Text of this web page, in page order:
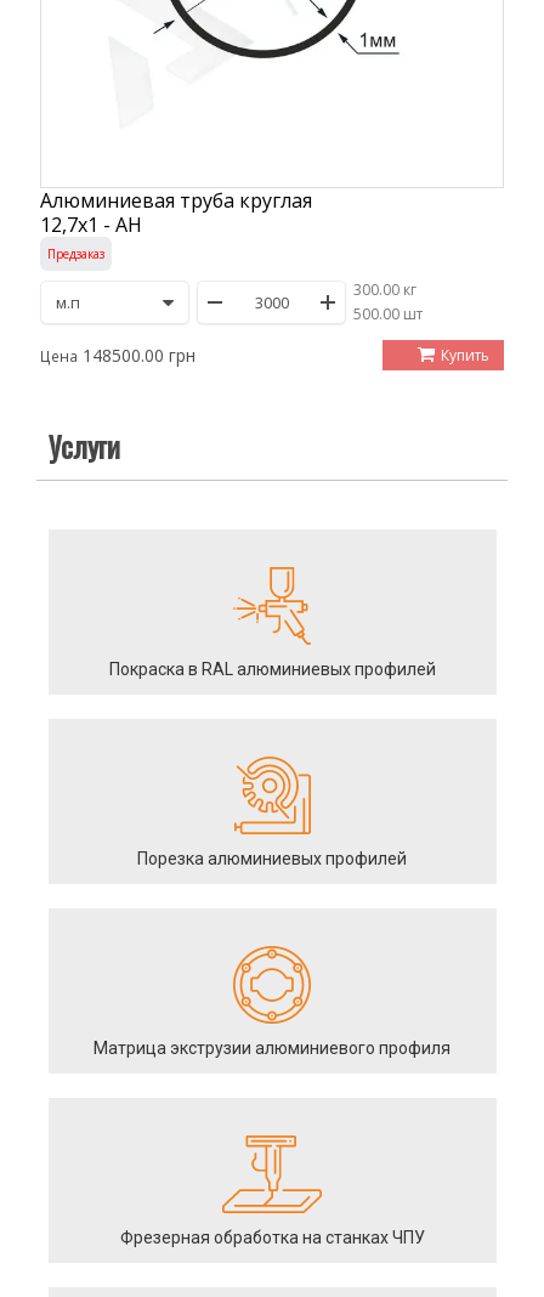
Алюминиевая труба круглая
12,7х1 - АН
Предзаказ
300.00 кг
/500.00 шт
Цена 148500.00 грн Купить
Услуги
Покраска в RAL алюминиевых профилей
Порезка алюминиевых профилей
Матрица экструзии алюминиевого профиля
Фрезерная обработка на станках ЧПУ